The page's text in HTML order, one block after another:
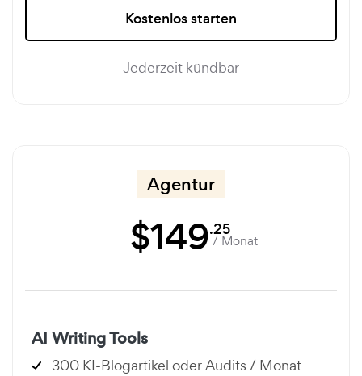
Kostenlos starten
Jederzeit kündbar
Agentur
$149.25
/ Monat
AI Writing Tools
300 KI-Blogartikel oder Audits / Monat